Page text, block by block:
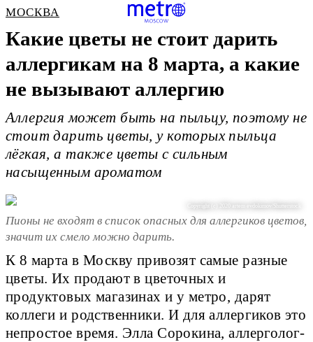
МОСКВА
Какие цветы не стоит дарить
аллергикам на 8 марта, а какие
не вызывают аллергию
Аллергия может быть на пыльцу, поэтому не
стоит дарить цветы, у которых пыльца
лёгкая, а также цветы с сильным
насыщенным ароматом
Copyright (c) 2020 artem evdokimov/Shutterstock
Пионы не входят в список опасных для аллергиков цветов,
значит их смело можно дарить.
К 8 марта в Москву привозят самые разные
цветы. Их продают в цветочных и
продуктовых магазинах и у метро, дарят
коллеги и родственники. И для аллергиков это
непростое время. Элла Сорокина, аллерголог-